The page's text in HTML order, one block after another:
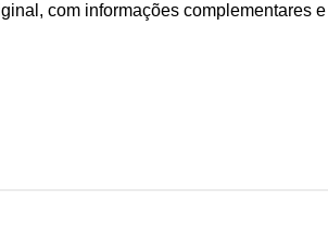
com informações complementares